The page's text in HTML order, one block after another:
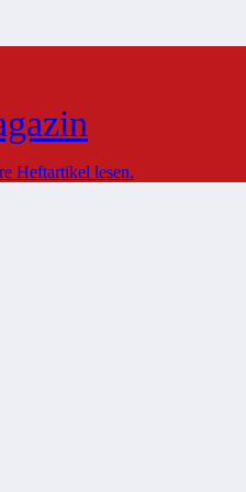
Heftartikel lesen.